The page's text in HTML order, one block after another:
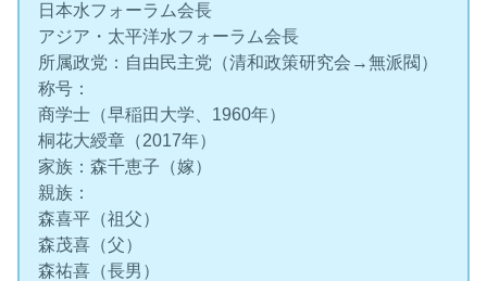
日本水フォーラム会長
アジア・太平洋水フォーラム会長
所属政党：自由民主党（清和政策研究会→無派閥）
称号：
商学士（早稲田大学、1960年）
桐花大綬章（2017年）
家族：森千恵子（嫁）
親族：
森喜平（祖父）
森茂喜（父）
森祐喜（長男）